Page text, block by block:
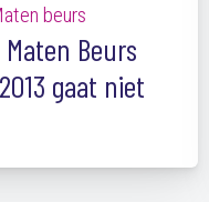
beurs
Beurs
gaat niet